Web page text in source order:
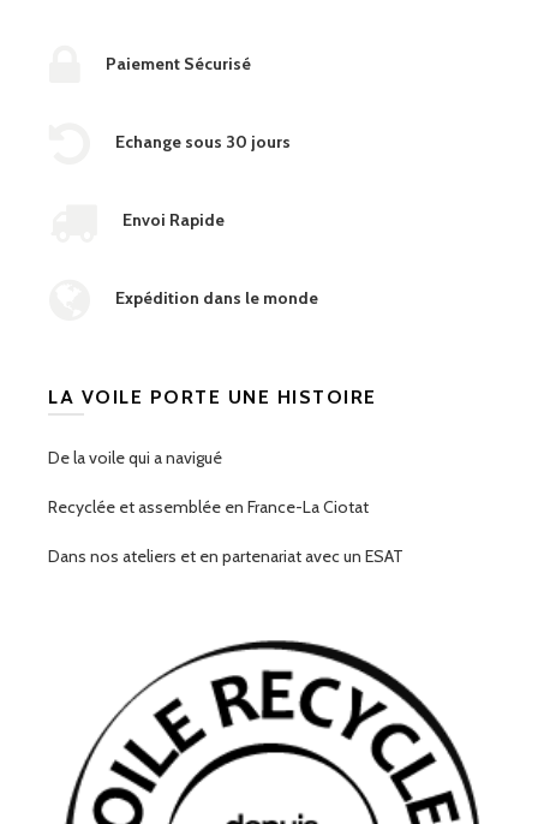
Paiement Sécurisé
Echange sous 30 jours
Envoi Rapide
Expédition dans le monde
LA VOILE PORTE UNE HISTOIRE
De la voile qui a navigué
Recyclée et assemblée en France-La Ciotat
Dans nos ateliers et en partenariat avec un ESAT